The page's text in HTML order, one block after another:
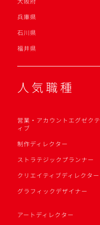
兵庫県
石川県
福井県
人気職種
営業・アカウントエグゼクテ
ィブ
制作ディレクター
ストラテジックプランナー
クリエイティブディレクター
グラフィックデザイナー
アートディレクター